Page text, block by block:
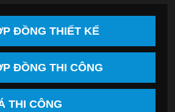
ĐỒNG THIẾT KẾ
ĐỒNG THI CÔNG
THI CÔNG